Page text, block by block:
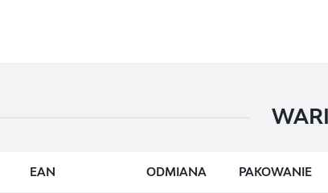
EAN ODMIANA PAKOWANIE